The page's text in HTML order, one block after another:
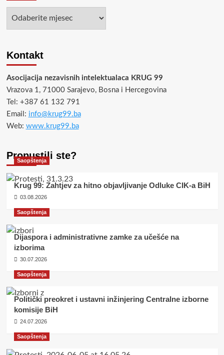
Kontakt
Asocijacija nezavisnih intelektualaca KRUG 99
Vrazova 1, 71000 Sarajevo, Bosna i Hercegovina
Tel: +387 61 132 791
Email: info@krug99.ba
Web: www.krug99.ba
Propustili ste?
Saopštenja
Krug 99: Zahtjev za hitno objavljivanje Odluke CIK-a BiH
03.08.2026
Saopštenja
Dijaspora i administrativne zamke za učešće na
izborima
30.07.2026
Saopštenja
Politički preokret i ustavni inžinjering Centralne izborne
komisije BiH
24.07.2026
Saopštenja